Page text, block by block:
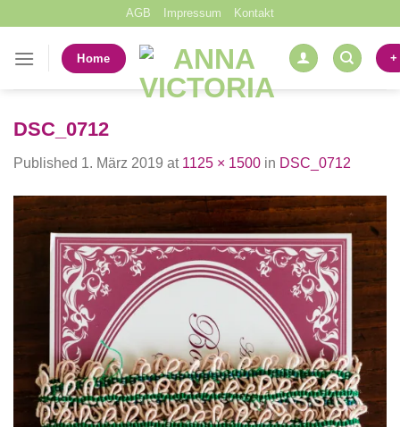
content
AGB Impressum Kontakt
Home +
DSC_0712
Published 1. März 2019 at 1125 × 1500 in DSC_0712